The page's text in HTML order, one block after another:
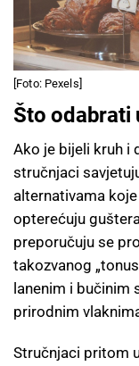
[Foto: Pexels]
Što odabrati
Ako je bijeli kruh i
stručnjaci
alternativama
opterećuju
preporučuju se
takozvanog
lanenim i bučinim
prirodnim
Stručnjaci pritom